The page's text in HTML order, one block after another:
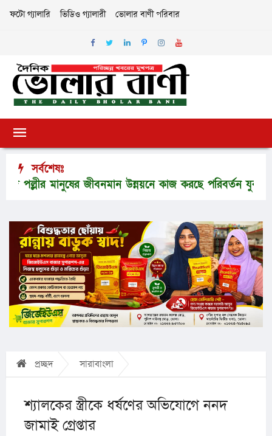
ফটো গ্যালারি ভিডিও গ্যালারী ভোলার বাণী পরিবার
সর্বশেষঃ
মানুষের জীবনমান উন্নয়নে কাজ করছে পরিবর্তন যুব উন্নয়ন
প্রচ্ছদ সারাবাংলা
শ্যালকের স্ত্রীকে ধর্ষণের অভিযোগে ননদ
জামাই গ্রেপ্তার